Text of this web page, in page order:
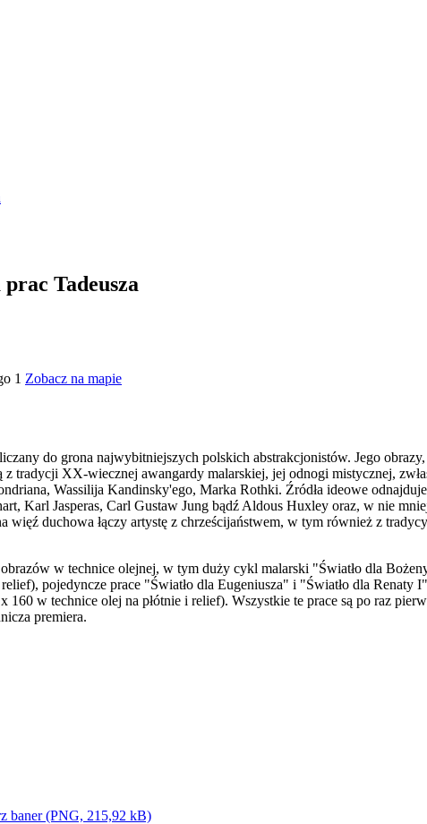
Tadeusza
1 Zobacz na mapie
do grona najwybitniejszych polskich abstrakcjonistów. Jego
tradycji XX-wiecznej awangardy malarskiej, jej odnogi mistycznej,
Wassilija Kandinsky'ego, Marka Rothki. Źródła ideowe
Karl Jasperas, Carl Gustaw Jung bądź Aldous Huxley oraz, w nie
więź duchowa łączy artystę z chrześcijaństwem, w tym również z
w technice olejnej, w tym duży cykl malarski "Światło dla
pojedyncze prace "Światło dla Eugeniusza" i "Światło dla Renaty
w technice olej na płótnie i relief). Wszystkie te prace są po raz
premiera.
baner (PNG, 215,92 kB)